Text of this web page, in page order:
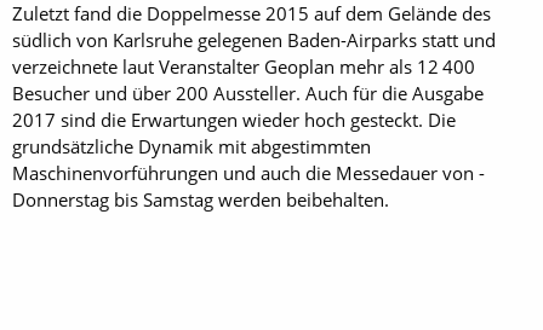
Zuletzt fand die Doppelmesse 2015 auf dem Gelände des
südlich von Karlsruhe gelegenen Baden-Airparks statt und
verzeichnete laut Veranstalter Geoplan mehr als 12 400
Besucher und über 200 Aussteller. Auch für die Ausgabe
2017 sind die Erwartungen wieder hoch ­gesteckt. Die
grundsätzliche Dynamik mit ­abgestimmten
Maschinenvorführungen und auch die Messedauer von ­
Donnerstag bis Samstag werden beibehalten.